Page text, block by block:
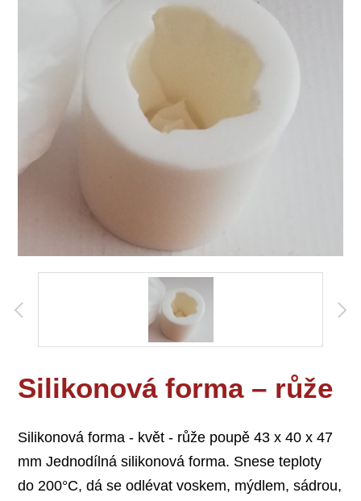
Silikonová forma – růže
Silikonová forma - květ - růže poupě 43 x 40 x 47
mm Jednodílná silikonová forma. Snese teploty
do 200°C, dá se odlévat voskem, mýdlem, sádrou,